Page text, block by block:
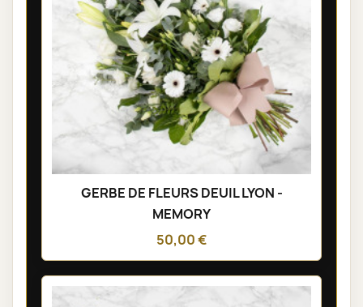
GERBE DE FLEURS DEUIL LYON -
MEMORY
50,00 €